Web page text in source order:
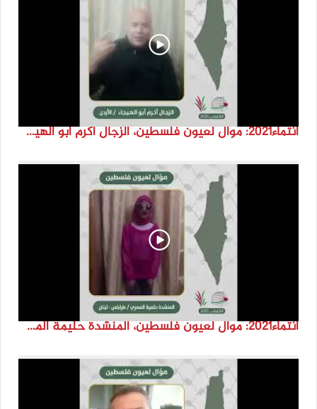
انتماء2021: موال لعيون فلسطين، الزجال أكرم أبو الهيجا، الاردن
انتماء2021: موال لعيون فلسطين، المنشدة حليمة المصري، لبنان